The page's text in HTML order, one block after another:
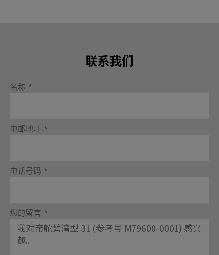
联系我们
名称
电邮地址
电话号码
您的留言